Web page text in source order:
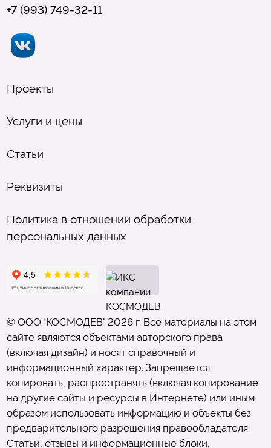
+7 (993) 749-32-11
Проекты
Услуги и цены
Статьи
Реквизиты
Политика в отношении обработки
персональных данных
© ООО "КОСМОДЕВ" 2026 г. Все материалы на этом
сайте являются объектами авторского права
(включая дизайн) и носят справочный и
информационный характер. Запрещается
копировать, распространять (включая копирование
на другие сайты и ресурсы в Интернете) или иным
образом использовать информацию и объекты без
предварительного разрешения правообладателя.
Статьи, отзывы и информационные блоки,